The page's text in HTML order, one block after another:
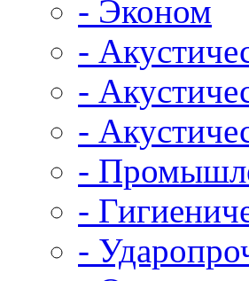
- Эконом
-
-
-
-
-
-